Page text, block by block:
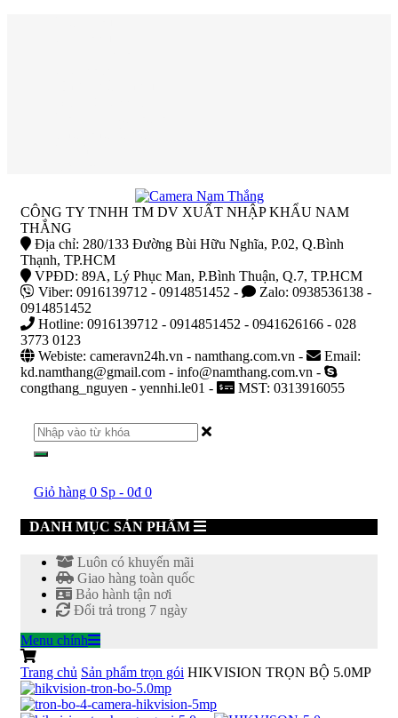
CÔNG TY TNHH TM DV XUẤT NHẬP KHẨU NAM
THẮNG
Địa chỉ: 280/133 Đường Bùi Hữu Nghĩa, P.02, Q.Bình
Thạnh, TP.HCM
VPĐD: 89A, Lý Phục Man, P.Bình Thuận, Q.7, TP.HCM
Viber: 0916139712 - 0914851452 -
Zalo: 0938536138 -
0914851452
Hotline: 0916139712 - 0914851452 - 0941626166 - 028
3773 0123
Webiste: cameravn24h.vn - namthang.com.vn -
Email:
kd.namthang@gmail.com - info@namthang.com.vn -
congthang_nguyen - yennhi.le01 -
MST: 0313916055
Giỏ hàng 0 Sp - 0₫ 0
DANH MỤC SẢN PHẨM
Luôn có khuyến mãi
Giao hàng toàn quốc
Bảo hành tận nơi
Đổi trả trong 7 ngày
Menu chính
Trang chủ Sản phẩm trọn gói HIKVISION TRỌN BỘ 5.0MP